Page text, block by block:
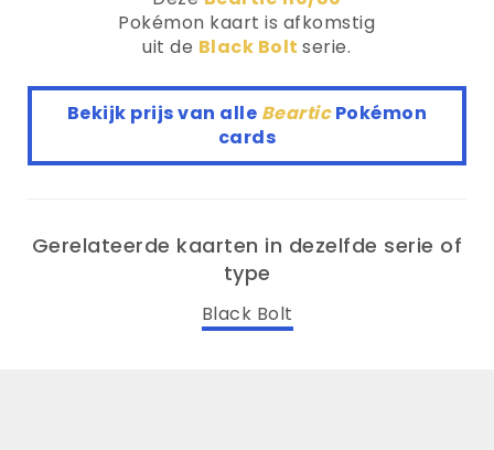
Pokémon kaart is afkomstig
uit de Black Boltserie.
Bekijk prijs van alle BearticPokémon
cards
Gerelateerde kaarten in dezelfde serie of
type
Black Bolt